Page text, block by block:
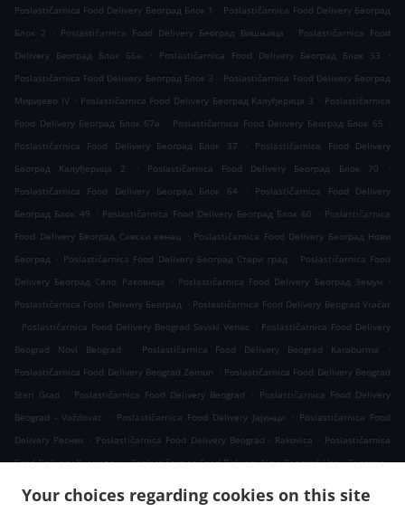
Your choices regarding cookies on this site
Poslastičarnica Food Delivery Београд Блок 1
. Poslastičarnica Food Delivery Београд
Блок 2
. Poslastičarnica Food Delivery Београд Вишњица . Poslastičarnica Food
Delivery Београд Блок 66а
. Poslastičarnica Food Delivery Београд Блок 33
.
Poslastičarnica Food Delivery Београд Блок 3 . Poslastičarnica Food Delivery Београд
Миријево IV . Poslastičarnica Food Delivery Београд Калуђерица 3 . Poslastičarnica
Food Delivery Београд Блок 67а
. Poslastičarnica Food Delivery Београд Блок 65 .
Poslastičarnica Food Delivery Београд Блок 37
.
Poslastičarnica Food Delivery
Београд Калуђерица 2
. Poslastičarnica Food Delivery Београд Блок 70
.
Poslastičarnica Food Delivery Београд Блок 64
.
Poslastičarnica Food Delivery
Београд Блок 49 . Poslastičarnica Food Delivery Београд Блок 60 . Poslastičarnica
Food Delivery Београд Савски венац . Poslastičarnica Food Delivery Београд Нови
Београд . Poslastičarnica Food Delivery Београд Стари град . Poslastičarnica Food
Delivery Београд Село Раковица
. Poslastičarnica Food Delivery Београд Земун
.
Poslastičarnica Food Delivery Београд . Poslastičarnica Food Delivery Beograd Vračar
. Poslastičarnica Food Delivery Beograd Savski Venac . Poslastičarnica Food Delivery
Beograd Novi Beograd
. Poslastičarnica Food Delivery Beograd Karaburma
.
Poslastičarnica Food Delivery Beograd Zemun . Poslastičarnica Food Delivery Beograd
Stari Grad
. Poslastičarnica Food Delivery Beograd . Poslastičarnica Food Delivery
Beograd - Voždovac
. Poslastičarnica Food Delivery Јајинци . Poslastičarnica Food
Delivery Ресник . Poslastičarnica Food Delivery Beograd - Rakovica . Poslastičarnica
Food Delivery Кнежевац . Poslastičarnica Food Delivery Novi Beograd Нови Београд .
Poslastičarnica Food Delivery Beograd - Zvezdara .